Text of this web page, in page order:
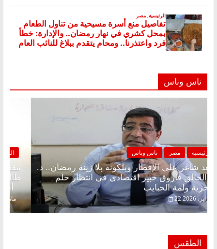
ناس وناس
الرئيسية مصر ناس وناس
مقعد شاغر على الإفطار وبلكونة بلا زينة رمضان.. د.
عبدالخالق فاروق خبير اقتصادي في انتظار حلم
الحرية ولمة الحبايب
22 فبراير، 2026
الطقس